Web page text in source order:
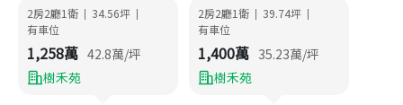
2房2廳1衛 | 34.56坪 |
有車位
1,258萬 42.8萬/坪
樹禾苑
2房2廳1衛 | 39.74坪 |
有車位
1,400萬 35.23萬/坪
樹禾苑